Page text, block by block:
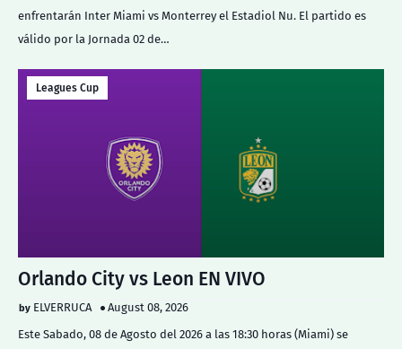
enfrentarán Inter Miami vs Monterrey el Estadiol Nu. El partido es
válido por la Jornada 02 de…
Leagues Cup
Orlando City vs Leon EN VIVO
ELVERRUCA
August 08, 2026
Este Sabado, 08 de Agosto del 2026 a las 18:30 horas (Miami) se